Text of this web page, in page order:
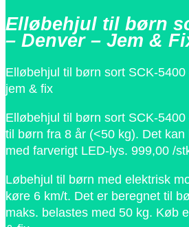
Elløbehjul til børn
– Denver – Jem &
Elløbehjul til børn sort SCK-
jem & fix
Elløbehjul til børn sort SCK-5400
til børn fra 8 år (<50 kg). Det
med farverigt LED-lys. 999,00 /
Løbehjul til børn med elektrisk
køre 6 km/t. Det er beregnet til
maks. belastes med 50 kg. Køb